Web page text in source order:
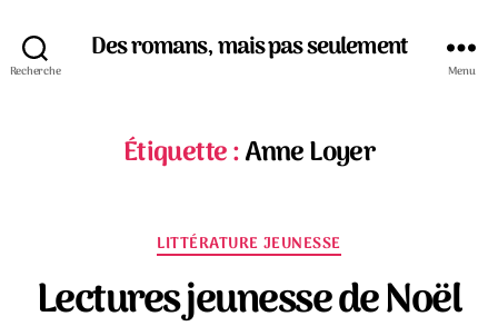
Recherche
Des romans, mais pas seulement
Menu
Étiquette :Anne Loyer
Catégories
LITTÉRATURE JEUNESSE
Lectures jeunesse de Noël